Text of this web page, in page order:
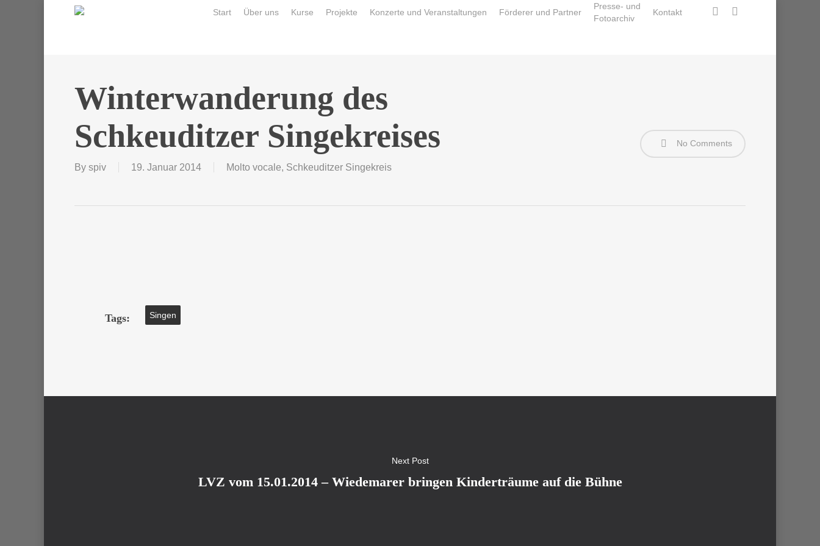
Start Über uns Kurse Projekte Konzerte und Veranstaltungen Förderer und Partner
Presse- und
Fotoarchiv
Kontakt facebookinstagram
Winterwanderung des
Schkeuditzer Singekreises
By spiv 19. Januar 2014 Molto vocale, Schkeuditzer Singekreis
No Comments
Tags: Singen
Next Post
LVZ vom 15.01.2014 – Wiedemarer bringen Kinderträume auf die Bühne